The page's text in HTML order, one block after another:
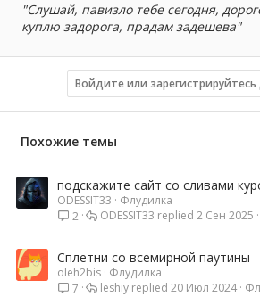
"Слушай, павизло тебе сегодня,
куплю задорога, прадам задешева"
Войдите или
Похожие темы
подскажите сайт со сливами
ODESSIT33
Флудилка
2
2 Сен 2025
ODESSIT33
Сплетни со всемирной паутины
oleh2bis Флудилка
7
20 Июл 2024
leshiy